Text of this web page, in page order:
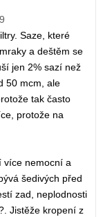
Saze, které
a deštěm se
jen 2% sazí než
50 mcm, ale
tak často
protože na
více nemocní a
šedivých před
zad, neplodnosti
Jistěže kropení z